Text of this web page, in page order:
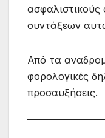
συντάξεων
Από τα
φορολογικές
προσαυξήσεις.